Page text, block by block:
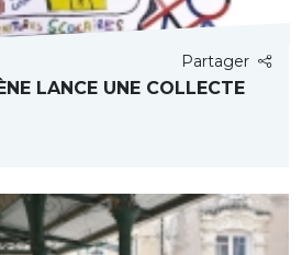
Partager
LANCE UNE COLLECTE